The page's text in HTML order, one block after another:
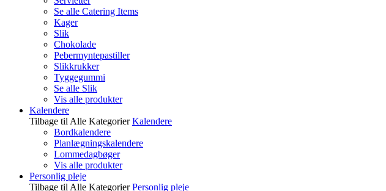
Se alle Catering Items
Kager
Slik
Chokolade
Pebermyntepastiller
Slikkrukker
Tyggegummi
Se alle Slik
Vis alle produkter
Kalendere
Tilbage til Alle Kategorier Kalendere
Bordkalendere
Planlægningskalendere
Lommedagbøger
Vis alle produkter
Personlig pleje
Tilbage til Alle Kategorier Personlig pleje